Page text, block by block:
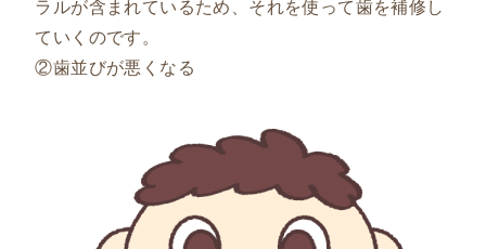
ラルが含まれているため、それを使って歯を補修し
ていくのです。
②歯並びが悪くなる